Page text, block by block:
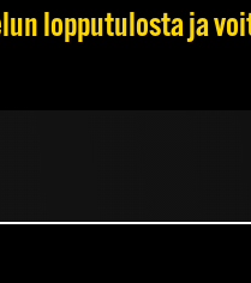
lopputulosta ja